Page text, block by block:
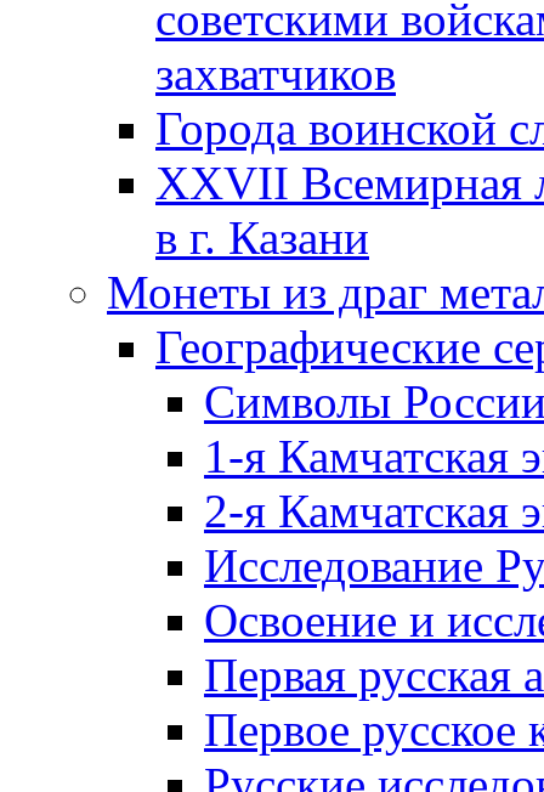
советскими
захватчиков
Города воинской
XXVII Всемирная
в г. Казани
Монеты из драг
Географические
Символы
1-я Камчатская
2-я Камчатская
Исследование
Освоение и
Первая русская
Первое русское